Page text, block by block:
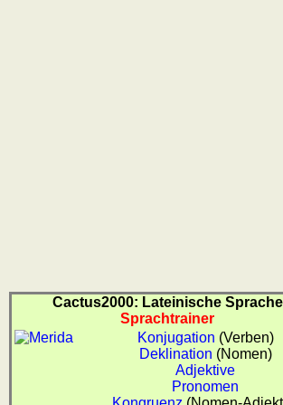
Cactus2000: Lateinische Sprache
Sprachtrainer
Konjugation (Verben)
Deklination (Nomen)
Adjektive
Pronomen